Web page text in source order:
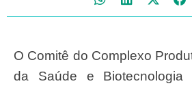
O Comitê do Complexo Produtivo e Econômico
da Saúde e Biotecnologia